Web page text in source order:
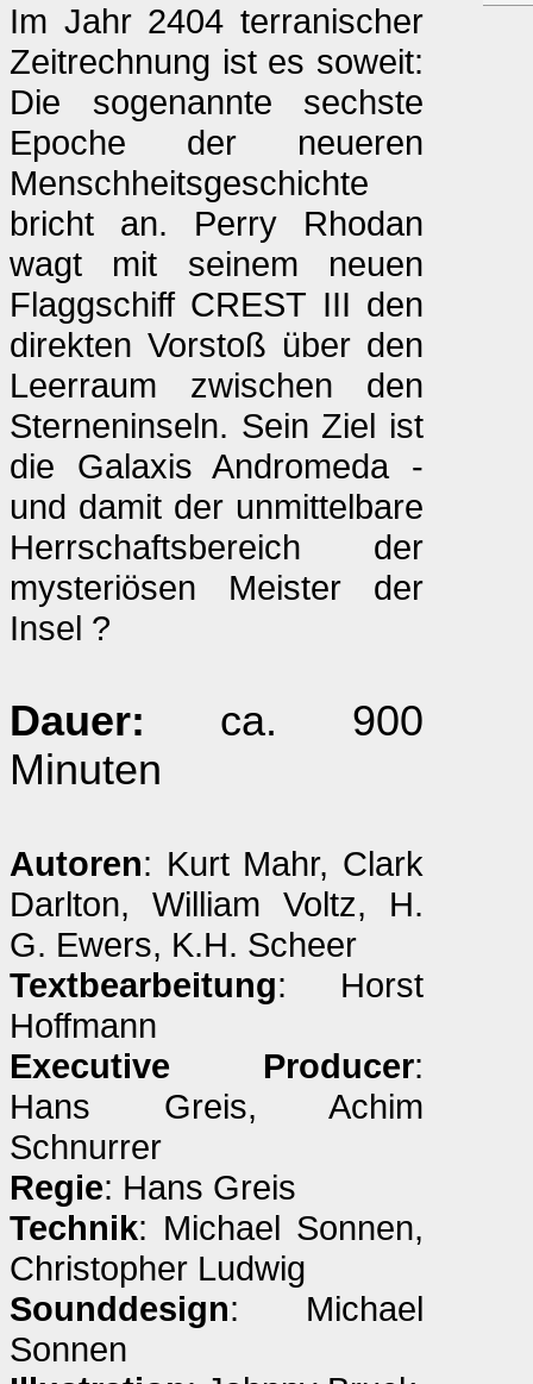
Im Jahr 2404 terranischer
Zeitrechnung ist es soweit:
Die sogenannte sechste
Epoche der neueren
Menschheitsgeschichte
bricht an. Perry Rhodan
wagt mit seinem neuen
Flaggschiff CREST III den
direkten Vorstoß über den
Leerraum zwischen den
Sterneninseln. Sein Ziel ist
die Galaxis Andromeda -
und damit der unmittelbare
Herrschaftsbereich der
mysteriösen Meister der
Insel ?
Dauer: ca. 900
Minuten
Autoren: Kurt Mahr, Clark
Darlton, William Voltz, H.
G. Ewers, K.H. Scheer
Textbearbeitung: Horst
Hoffmann
Executive Producer:
Hans Greis, Achim
Schnurrer
Regie: Hans Greis
Technik: Michael Sonnen,
Christopher Ludwig
Sounddesign: Michael
Sonnen